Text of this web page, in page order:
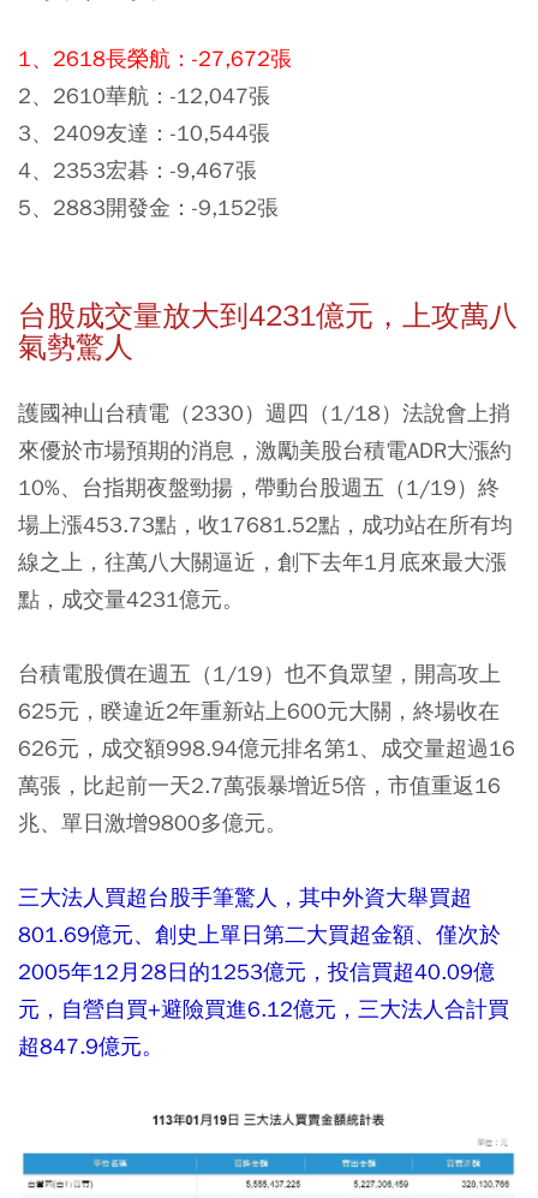
1、2618長榮航：-27,672張
2、2610華航：-12,047張
3、2409友達：-10,544張
4、2353宏碁：-9,467張
5、2883開發金：-9,152張
台股成交量放大到4231億元，上攻萬八
氣勢驚人
護國神山台積電（2330）週四（1/18）法說會上捎
來優於市場預期的消息，激勵美股台積電ADR大漲約
10%、台指期夜盤勁揚，帶動台股週五（1/19）終
場上漲453.73點，收17681.52點，成功站在所有均
線之上，往萬八大關逼近，創下去年1月底來最大漲
點，成交量4231億元。
台積電股價在週五（1/19）也不負眾望，開高攻上
625元，睽違近2年重新站上600元大關，終場收在
626元，成交額998.94億元排名第1、成交量超過16
萬張，比起前一天2.7萬張暴增近5倍，市值重返16
兆、單日激增9800多億元。
三大法人買超台股手筆驚人，其中外資大舉買超
801.69億元、創史上單日第二大買超金額、僅次於
2005年12月28日的1253億元，投信買超40.09億
元，自營自買+避險買進6.12億元，三大法人合計買
超847.9億元。